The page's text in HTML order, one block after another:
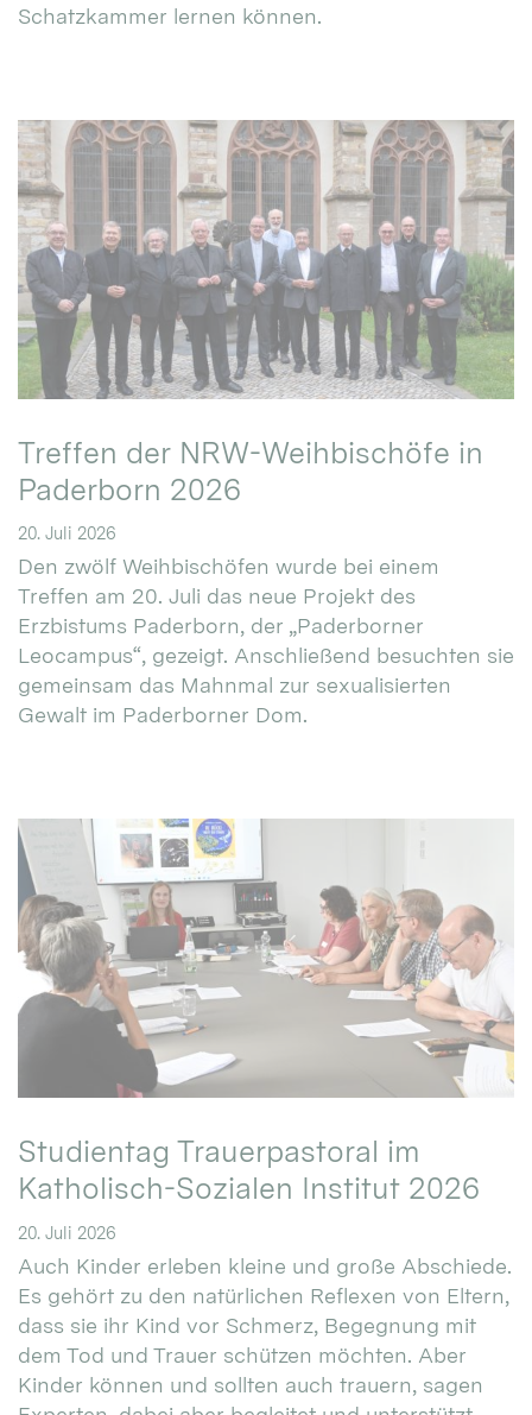
Schatzkammer lernen können.
Treffen der NRW-Weihbischöfe in
Paderborn 2026
20. Juli 2026
Den zwölf Weihbischöfen wurde bei einem
Treffen am 20. Juli das neue Projekt des
Erzbistums Paderborn, der „Paderborner
Leocampus“, gezeigt. Anschließend besuchten sie
gemeinsam das Mahnmal zur sexualisierten
Gewalt im Paderborner Dom.
Studientag Trauerpastoral im
Katholisch-Sozialen Institut 2026
20. Juli 2026
Auch Kinder erleben kleine und große Abschiede.
Es gehört zu den natürlichen Reflexen von Eltern,
dass sie ihr Kind vor Schmerz, Begegnung mit
dem Tod und Trauer schützen möchten. Aber
Kinder können und sollten auch trauern, sagen